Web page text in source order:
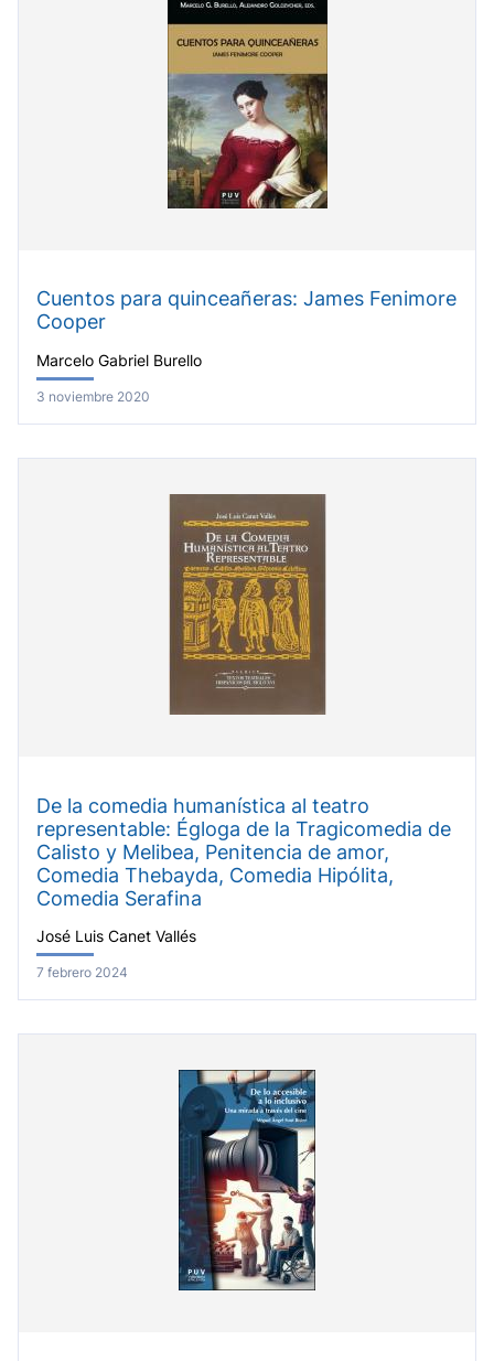
Cuentos para quinceañeras: James Fenimore
Cooper
Marcelo Gabriel Burello
3 noviembre 2020
De la comedia humanística al teatro
representable: Égloga de la Tragicomedia de
Calisto y Melibea, Penitencia de amor,
Comedia Thebayda, Comedia Hipólita,
Comedia Serafina
José Luis Canet Vallés
7 febrero 2024